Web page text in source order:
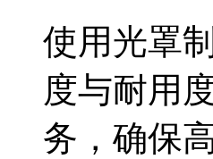
使用光罩
度与耐用
务，确保